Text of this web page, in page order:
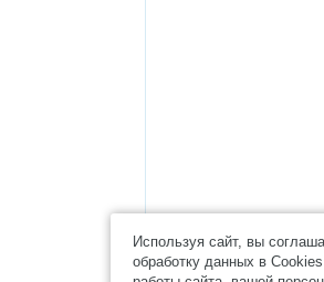
Используя сайт, вы
обработку данных в